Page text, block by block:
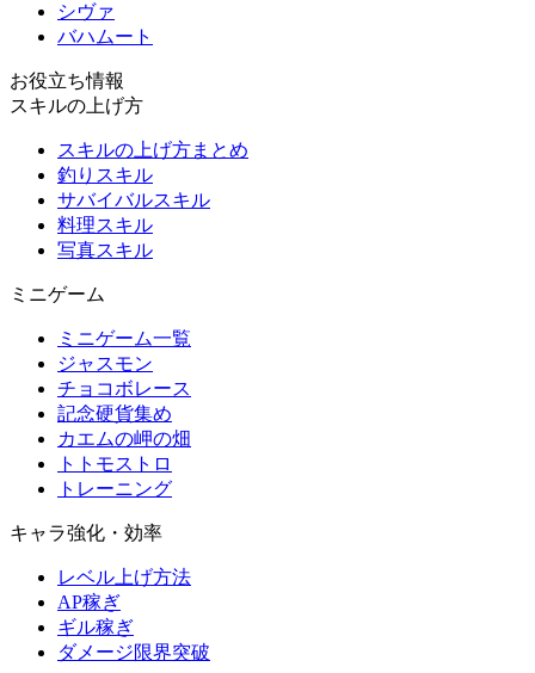
シヴァ
バハムート
お役立ち情報
スキルの上げ方
スキルの上げ方まとめ
釣りスキル
サバイバルスキル
料理スキル
写真スキル
ミニゲーム
ミニゲーム一覧
ジャスモン
チョコボレース
記念硬貨集め
カエムの岬の畑
トトモストロ
トレーニング
キャラ強化・効率
レベル上げ方法
AP稼ぎ
ギル稼ぎ
ダメージ限界突破